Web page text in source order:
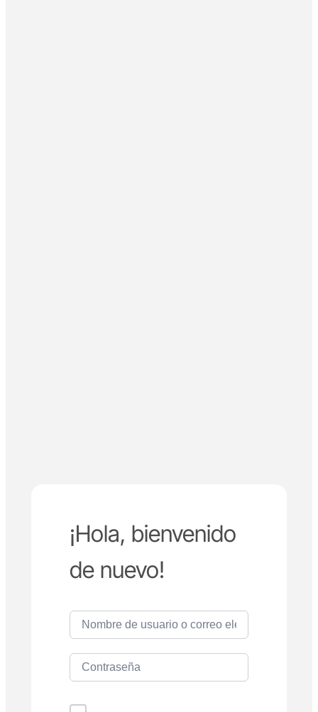
¡Hola, bienvenido
de nuevo!